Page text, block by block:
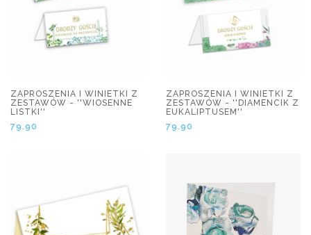
ZAPROSZENIA I WINIETKI Z
ZESTAWÓW - ''WIOSENNE
LISTKI''
79.90
ZAPROSZENIA I WINIETKI Z
ZESTAWÓW - ''DIAMENCIK Z
EUKALIPTUSEM''
79.90